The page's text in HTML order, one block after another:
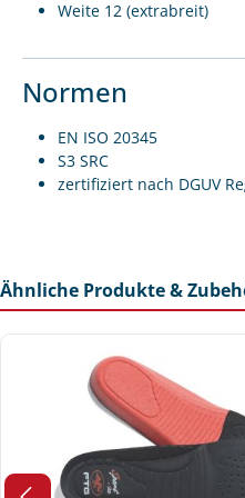
Weite 12 (extrabreit)
Normen
EN ISO 20345
S3 SRC
zertifiziert nach DGUV
Ähnliche Produkte &
Produktgalerie überspringen